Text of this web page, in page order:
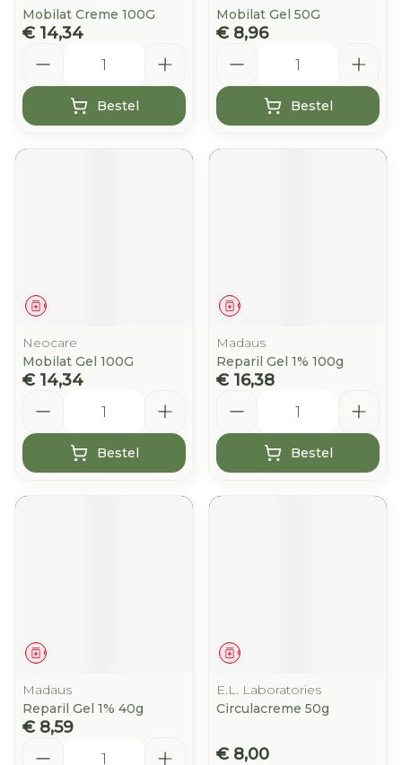
Mobilat Creme 100G
€ 14,34
Bestel
Mobilat Gel 50G
€ 8,96
Bestel
Geneesmiddel
Neocare
Mobilat Gel 100G
€ 14,34
Bestel
Geneesmiddel
Madaus
Reparil Gel 1% 100g
€ 16,38
Bestel
Geneesmiddel
Madaus
Reparil Gel 1% 40g
€ 8,59
Geneesmiddel
E.L. Laboratories
Circulacreme 50g
€ 8,00